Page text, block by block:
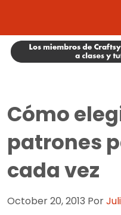
Cómo
patrones
cada vez
October 20, 2013 Por